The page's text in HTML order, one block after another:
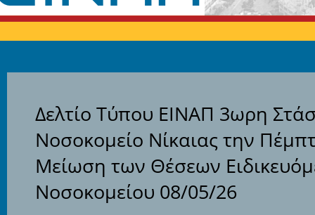
Δελτίο Τύπου ΕΙΝΑΠ 3ωρη
Νοσοκομείο Νίκαιας την
Μείωση των Θέσεων
Νοσοκομείου 08/05/26